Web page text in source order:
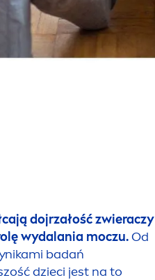
dojrzałość zwieraczy
wydalania moczu.Od
badań
dzieci jest na to